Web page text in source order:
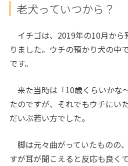
老犬っていつから？
イチゴは、2019年の10月から
りました。ウチの預かり犬の中
です。
来た当時は「10歳くらいかな
たのですが、それでもウチにい
だいぶ若い方でした。
脚は元々曲がっていたものの
すが耳が聞こえると反応も良く